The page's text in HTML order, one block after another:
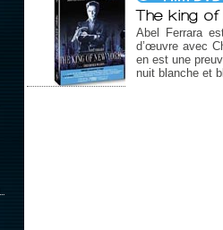
The king
Abel Ferrara
d’œuvre avec
en est une
nuit blanche et